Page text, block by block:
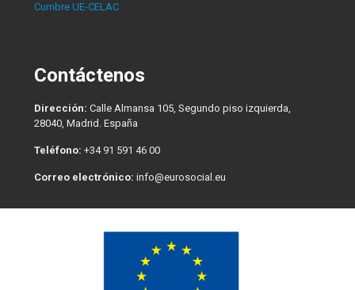
Cumbre UE-CELAC
Contáctenos
Dirección: Calle Almansa 105, Segundo piso izquierda,
28040, Madrid. España
Teléfono: +34 91 591 46 00
Correo electrónico: info@eurosocial.eu